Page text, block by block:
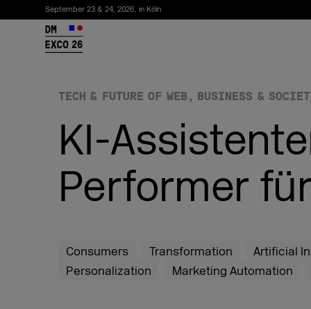
September 23 & 24, 2026, in Köln
26
Newsletter abonnieren
TECH & FUTURE OF WEB BUSINESS &
KI-
Performer
Consumers Transformation Artificial
Personalization
Marketing Automation